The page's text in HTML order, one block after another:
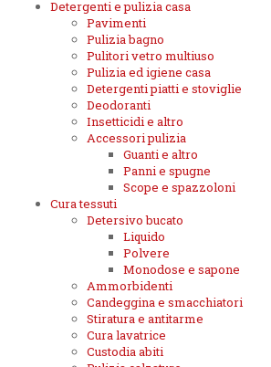
Detergenti e pulizia casa
Pavimenti
Pulizia bagno
Pulitori vetro multiuso
Pulizia ed igiene casa
Detergenti piatti e stoviglie
Deodoranti
Insetticidi e altro
Accessori pulizia
Guanti e altro
Panni e spugne
Scope e spazzoloni
Cura tessuti
Detersivo bucato
Liquido
Polvere
Monodose e sapone
Ammorbidenti
Candeggina e smacchiatori
Stiratura e antitarme
Cura lavatrice
Custodia abiti